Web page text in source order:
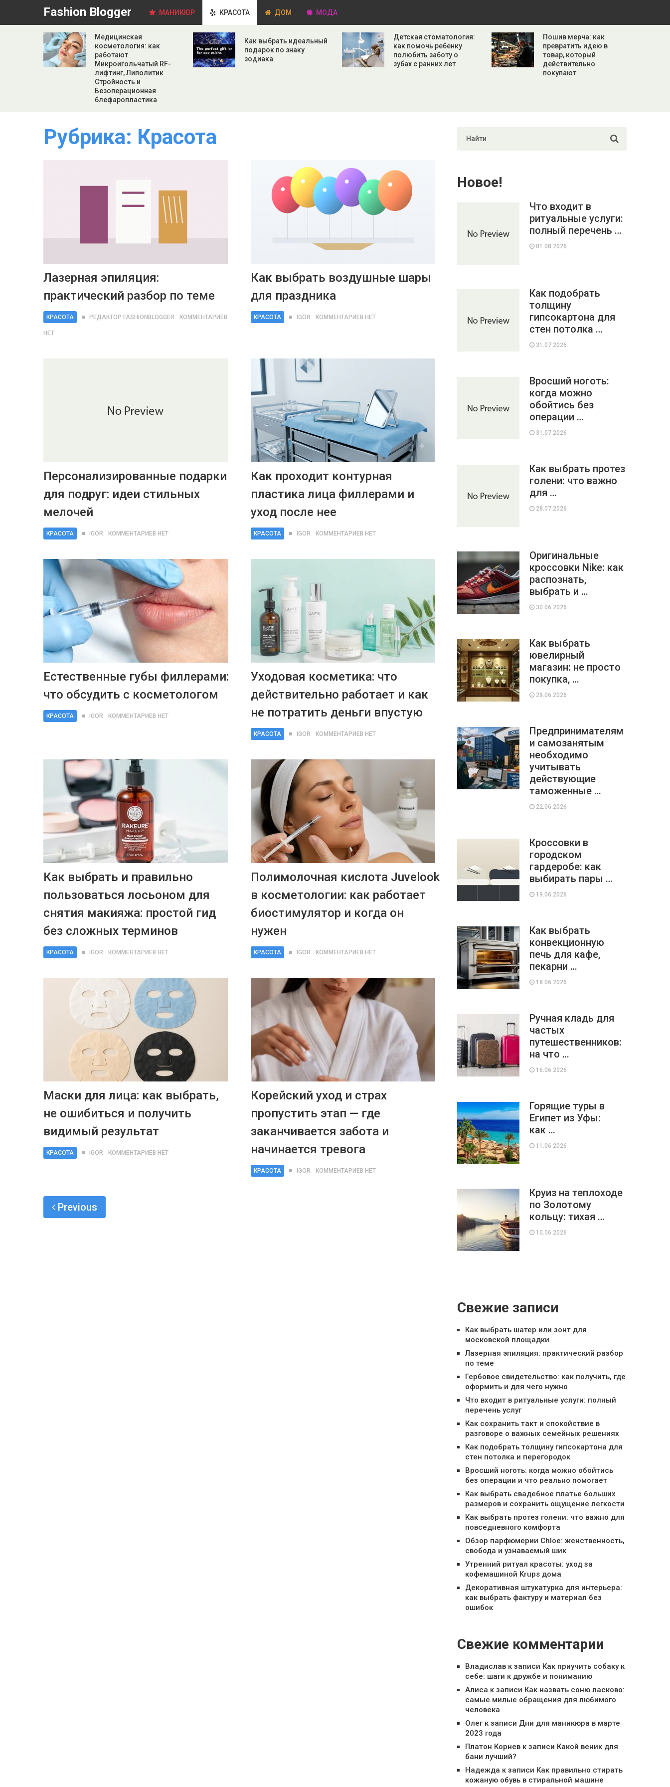
Fashion Blogger МАНИКЮР КРАСОТА ДОМ МОДА
Медицинская
косметология: как
работают
Микроигольчатый RF-
лифтинг, Липолитик
Стройность и
Безоперационная
блефаропластика
Как выбрать идеальный
подарок по знаку
зодиака
Детская стоматология:
как помочь ребенку
полюбить заботу о
зубах с ранних лет
Пошив мерча: как
превратить идею в
товар, который
действительно
покупают
Рубрика: Красота
Лазерная эпиляция:
практический разбор по теме
КРАСОТА РЕДАКТОР FASHIONBLOGGER КОММЕНТАРИЕВ
НЕТ
Как выбрать воздушные шары
для праздника
КРАСОТА IGOR КОММЕНТАРИЕВ НЕТ
Персонализированные подарки
для подруг: идеи стильных
мелочей
КРАСОТА IGOR КОММЕНТАРИЕВ НЕТ
Как проходит контурная
пластика лица филлерами и
уход после нее
КРАСОТА IGOR КОММЕНТАРИЕВ НЕТ
Естественные губы филлерами:
что обсудить с косметологом
КРАСОТА IGOR КОММЕНТАРИЕВ НЕТ
Уходовая косметика: что
действительно работает и как
не потратить деньги впустую
КРАСОТА IGOR КОММЕНТАРИЕВ НЕТ
Как выбрать и правильно
пользоваться лосьоном для
снятия макияжа: простой гид
без сложных терминов
КРАСОТА IGOR КОММЕНТАРИЕВ НЕТ
Полимолочная кислота Juvelook
в косметологии: как работает
биостимулятор и когда он
нужен
КРАСОТА IGOR КОММЕНТАРИЕВ НЕТ
Маски для лица: как выбрать,
не ошибиться и получить
видимый результат
КРАСОТА IGOR КОММЕНТАРИЕВ НЕТ
Корейский уход и страх
пропустить этап — где
заканчивается забота и
начинается тревога
КРАСОТА IGOR КОММЕНТАРИЕВ НЕТ
Previous
Новое!
Что входит в
ритуальные услуги:
полный перечень …
01.08.2026
Как подобрать
толщину
гипсокартона для
стен потолка …
31.07.2026
Вросший ноготь:
когда можно
обойтись без
операции …
31.07.2026
Как выбрать протез
голени: что важно
для …
28.07.2026
Оригинальные
кроссовки Nike: как
распознать,
выбрать и …
30.06.2026
Как выбрать
ювелирный
магазин: не просто
покупка, …
29.06.2026
Предпринимателям
и самозанятым
необходимо
учитывать
действующие
таможенные …
22.06.2026
Кроссовки в
городском
гардеробе: как
выбирать пары …
19.06.2026
Как выбрать
конвекционную
печь для кафе,
пекарни …
18.06.2026
Ручная кладь для
частых
путешественников:
на что …
16.06.2026
Горящие туры в
Египет из Уфы:
как …
11.06.2026
Круиз на теплоходе
по Золотому
кольцу: тихая …
10.06.2026
Свежие записи
Как выбрать шатер или зонт для
московской площадки
Лазерная эпиляция: практический разбор
по теме
Гербовое свидетельство: как получить, где
оформить и для чего нужно
Что входит в ритуальные услуги: полный
перечень услуг
Как сохранить такт и спокойствие в
разговоре о важных семейных решениях
Как подобрать толщину гипсокартона для
стен потолка и перегородок
Вросший ноготь: когда можно обойтись
без операции и что реально помогает
Как выбрать свадебное платье больших
размеров и сохранить ощущение легкости
Как выбрать протез голени: что важно для
повседневного комфорта
Обзор парфюмерии Chloe: женственность,
свобода и узнаваемый шик
Утренний ритуал красоты: уход за
кофемашиной Krups дома
Декоративная штукатурка для интерьера:
как выбрать фактуру и материал без
ошибок
Свежие комментарии
Владислав к записи Как приучить собаку к
себе: шаги к дружбе и пониманию
Алиса к записи Как назвать соню ласково:
самые милые обращения для любимого
человека
Олегк записи Дни для маникюра в марте
2023 года
Платон Корнев к записи Какой веник для
бани лучший?
Надежда к записи Как правильно стирать
кожаную обувь в стиральной машине